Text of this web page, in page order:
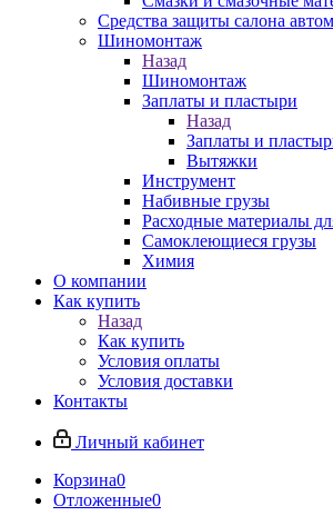
Средства защиты салона
Шиномонтаж
Назад
Шиномонтаж
Заплаты и пластыри
Назад
Заплаты и
Вытяжки
Инструмент
Набивные грузы
Расходные материалы
Самоклеющиеся грузы
Химия
О компании
Как купить
Назад
Как купить
Условия оплаты
Условия доставки
Контакты
Личный кабинет
Корзина0
Отложенные0